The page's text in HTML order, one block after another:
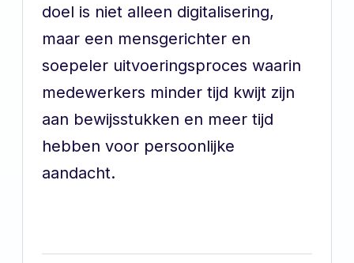
doel is niet alleen digitalisering,
maar een mensgerichter en
soepeler uitvoeringsproces waarin
medewerkers minder tijd kwijt zijn
aan bewijsstukken en meer tijd
hebben voor persoonlijke
aandacht.